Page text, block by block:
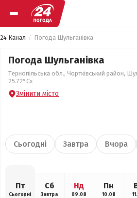
24 Канал Погода Шульганівка
Погода Шульганівка
Тернопільська обл., Чортківський район,
25.72°Сх
Змінити місто
Сьогодні Завтра Вчора
Пт
Сьогодні
Сб
Завтра
Нд
09.08
Пн
10.08